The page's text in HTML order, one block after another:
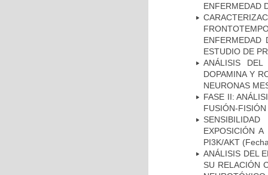
ENFERMEDAD
ENFERMEDAD
ESTUDIO DE
ANÁLISIS
DOPAMINA Y
NEURONAS
FASE II:
FUSIÓN-
EXPOSICIÓN
PI3K/AKT
ANÁLISIS DEL
SU RELACIÓN